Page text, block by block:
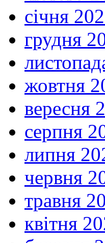
січня
грудня
жовтня
вересня
серпня
липня
червня
травня
квітня